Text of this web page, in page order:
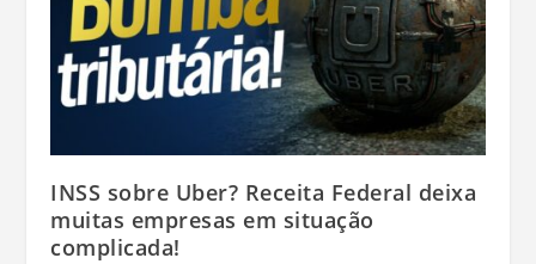
INSS sobre Uber? Receita Federal deixa
muitas empresas em situação
complicada!